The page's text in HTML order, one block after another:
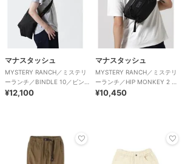
マナスタッシュ
MYSTERY RANCH／ミステリ
ーランチ／BINDLE 10／ビンド
ル 10／19761440
¥12,100
マナスタッシュ
MYSTERY RANCH／ミステリ
ーランチ／HIP MONKEY 2 ヒ
ップモンキー2
¥10,450